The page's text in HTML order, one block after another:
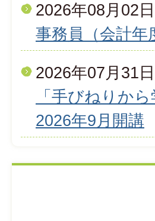
2026年08月02日
事務員（会計年
2026年07月31日
「手びねりか
2026年9月開講